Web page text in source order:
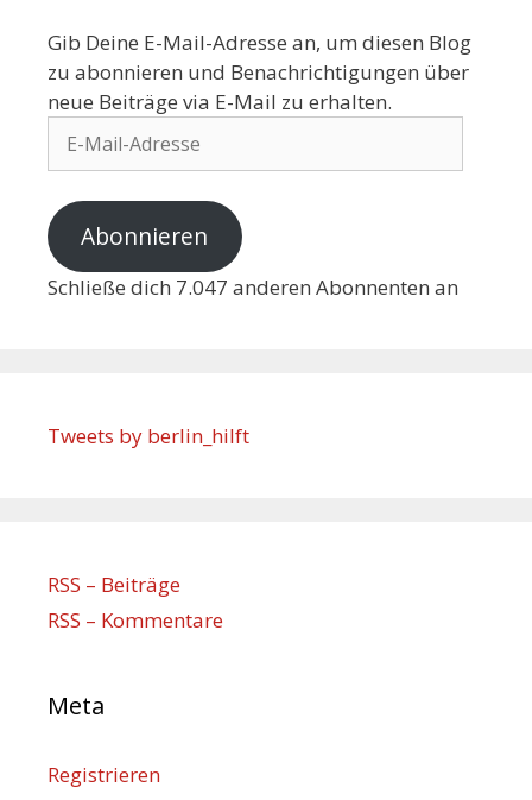
Gib Deine E-Mail-Adresse an, um diesen Blog
zu abonnieren und Benachrichtigungen über
neue Beiträge via E-Mail zu erhalten.
Abonnieren
Schließe dich 7.047 anderen Abonnenten an
Tweets by berlin_hilft
RSS – Beiträge
RSS – Kommentare
Meta
Registrieren